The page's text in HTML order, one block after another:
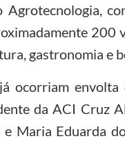
gastronomia e
ocorriam
da ACI Cruz
Maria Eduarda